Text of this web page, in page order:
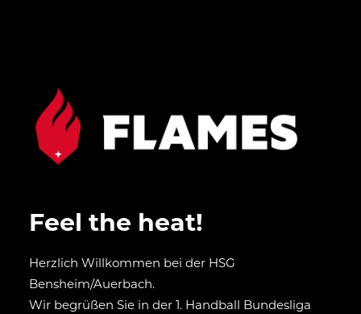
Feel the heat!
Herzlich Willkommen bei der HSG
Bensheim/Auerbach.
Wir begrüßen Sie in der 1. Handball Bundesliga